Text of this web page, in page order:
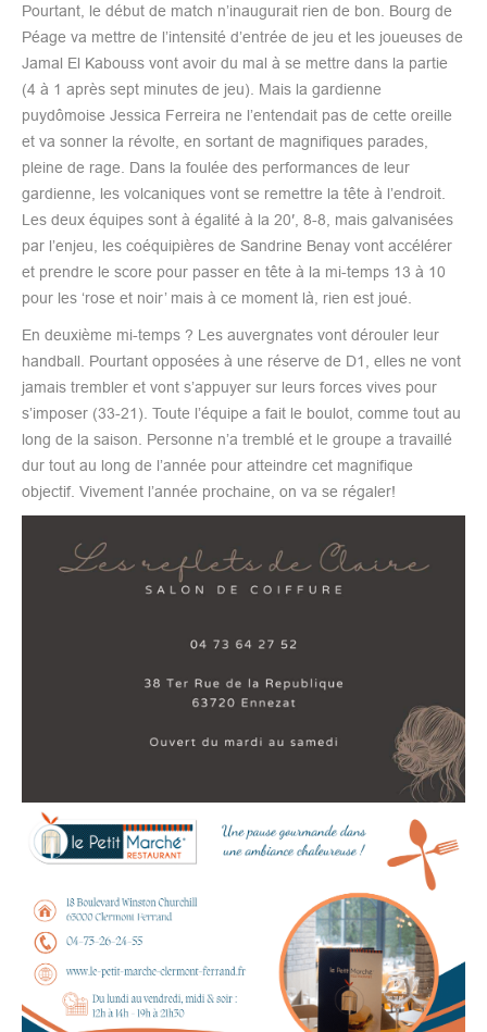
Pourtant, le début de match n’inaugurait rien de bon. Bourg de
Péage va mettre de l’intensité d’entrée de jeu et les joueuses de
Jamal El Kabouss vont avoir du mal à se mettre dans la partie
(4 à 1 après sept minutes de jeu). Mais la gardienne
puydômoise Jessica Ferreira ne l’entendait pas de cette oreille
et va sonner la révolte, en sortant de magnifiques parades,
pleine de rage. Dans la foulée des performances de leur
gardienne, les volcaniques vont se remettre la tête à l’endroit.
Les deux équipes sont à égalité à la 20′, 8-8, mais galvanisées
par l’enjeu, les coéquipières de Sandrine Benay vont accélérer
et prendre le score pour passer en tête à la mi-temps 13 à 10
pour les ‘rose et noir’ mais à ce moment là, rien est joué.
En deuxième mi-temps ? Les auvergnates vont dérouler leur
handball. Pourtant opposées à une réserve de D1, elles ne vont
jamais trembler et vont s’appuyer sur leurs forces vives pour
s’imposer (33-21). Toute l’équipe a fait le boulot, comme tout au
long de la saison. Personne n’a tremblé et le groupe a travaillé
dur tout au long de l’année pour atteindre cet magnifique
objectif. Vivement l’année prochaine, on va se régaler!